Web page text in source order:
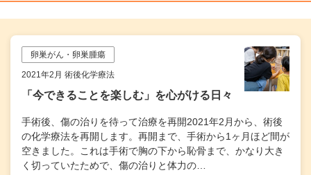
卵巣がん・卵巣腫瘍
2021年2月 術後化学療法
「今できることを楽しむ」を心がける日々
手術後、傷の治りを待って治療を再開2021年2月から、術後
の化学療法を再開します。再開まで、手術から1ヶ月ほど間が
空きました。これは手術で胸の下から恥骨まで、かなり大き
く切っていたためで、傷の治りと体力の…